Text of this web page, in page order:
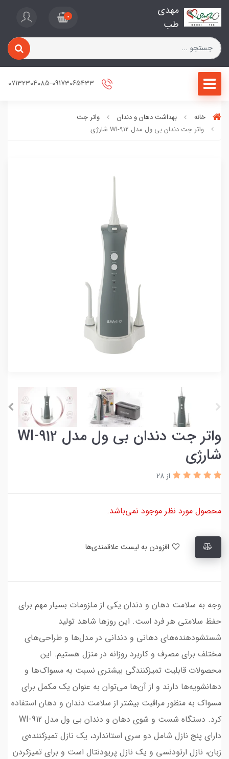
مهدی
طب
0
خانه بهداشت دهان و دندان
واتر جت
واتر جت دندان بی ول مدل WI-912 شارژی
واتر جت دندان بی ول مدل WI-912
شارژی
از 28
محصول مورد نظر موجود نمی‌باشد.
وجه به سلامت دهان و دندان یکی از ملزومات بسیار مهم برای
حفظ سلامتی هر فرد است. این روزها شاهد تولید
شستشودهنده‌های دهانی و دندانی در مدل‌ها و طراحی‌های
مختلف برای مصرف و کاربرد روزانه در منزل هستیم. این
محصولات قابلیت تمیزکنندگی بیشتری نسبت به مسواک‌ها و
دهانشویه‌ها دارند و از آن‌ها می‌توان به عنوان یک مکمل برای
مسواک به منظور مراقبت بیشتر از سلامت دندان و دهان استفاده
کرد. دستگاه شست و شوی دهان و دندان بی ول مدل WI-912
دارای پنج نازل شامل دو سری استاندارد، یک نازل تمیزکننده‌ی
زبان، نازل ارتودنسی و یک نازل پریودنتال است و برای تمیزکردن